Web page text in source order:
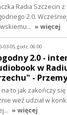
Radia Szczecin
2.0.
» więcej
03-05, godz. 06:00
2.0 -
w
-
na to jak zakończy
weź udział w
» więcej